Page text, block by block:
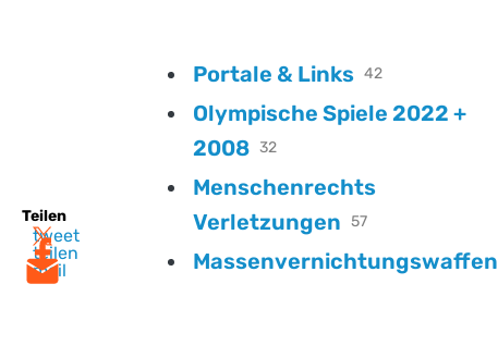
Teilen
tweet
teilen
mail
Portale & Links 42
Olympische Spiele 2022 +
2008 32
Menschenrechts
Verletzungen 57
Massenvernichtungswaffen